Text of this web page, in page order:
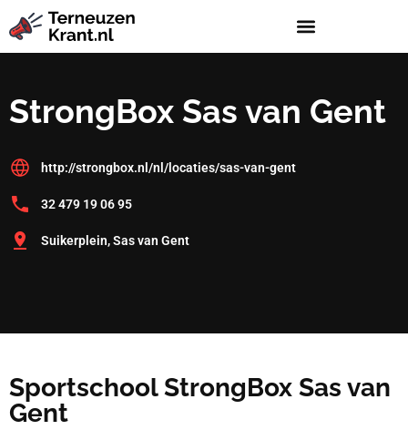
StrongBox Sas van Gent
http://strongbox.nl/nl/locaties/sas-van-gent
32 479 19 06 95
Suikerplein, Sas van Gent
Sportschool StrongBox Sas van
Gent